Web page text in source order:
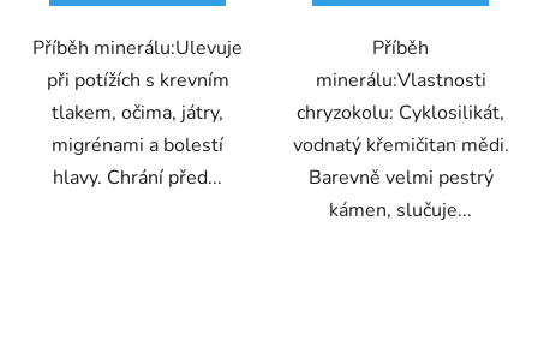
Příběh minerálu:Ulevuje
při potížích s krevním
tlakem, očima, játry,
migrénami a bolestí
hlavy. Chrání před...
Příběh
minerálu:Vlastnosti
chryzokolu: Cyklosilikát,
vodnatý křemičitan mědi.
Barevně velmi pestrý
kámen, slučuje...